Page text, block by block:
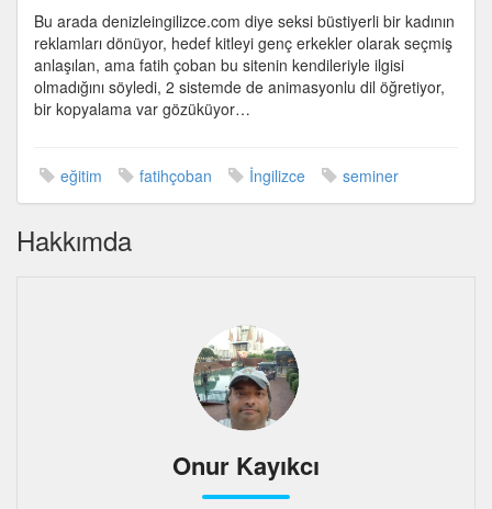
Bu arada denizleingilizce.com diye seksi büstiyerli bir kadının
reklamları dönüyor, hedef kitleyi genç erkekler olarak seçmiş
anlaşılan, ama fatih çoban bu sitenin kendileriyle ilgisi
olmadığını söyledi, 2 sistemde de animasyonlu dil öğretiyor,
bir kopyalama var gözüküyor…
eğitim fatihçoban İngilizce seminer
Hakkımda
Onur Kayıkcı